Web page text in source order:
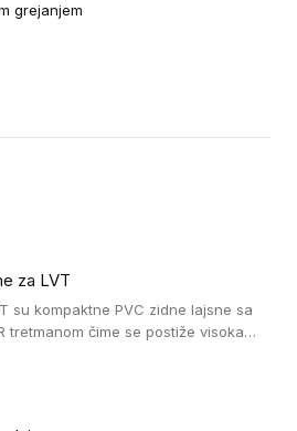
grejanjem
za LVT
su kompaktne PVC zidne lajsne sa
tretmanom čime se postiže visoka